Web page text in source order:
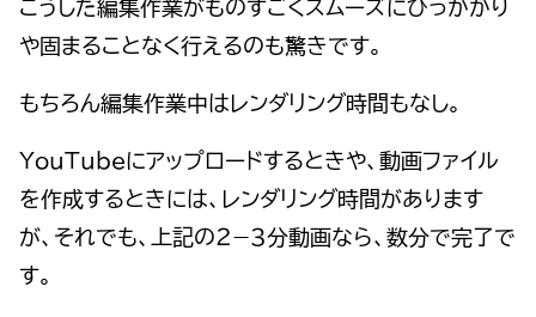
こうした編集作業がものすごくスムーズにひっかかり
や固まることなく行えるのも驚きです。
もちろん編集作業中はレンダリング時間もなし。
YouTubeにアップロードするときや、動画ファイル
を作成するときには、レンダリング時間があります
が、それでも、上記の２−３分動画なら、数分で完了で
す。